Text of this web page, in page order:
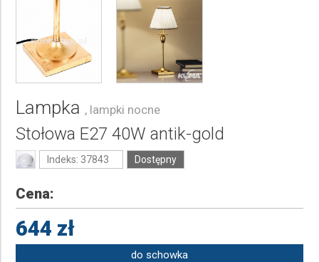
Lampka , lampki nocne
Stołowa E27 40W antik-gold
Indeks: 37843 Dostępny
Cena:
644 zł
do schowka